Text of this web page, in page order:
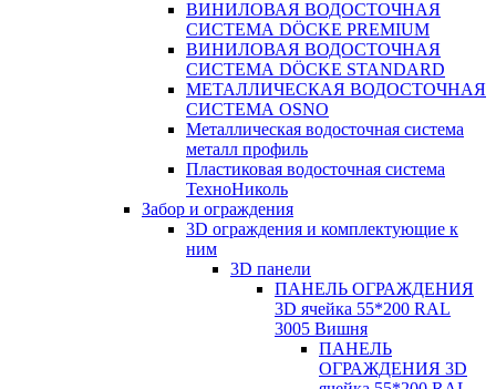
ВИНИЛОВАЯ ВОДОСТОЧНАЯ
СИСТЕМА DÖCKE PREMIUM
ВИНИЛОВАЯ ВОДОСТОЧНАЯ
СИСТЕМА DÖCKE STANDARD
МЕТАЛЛИЧЕСКАЯ ВОДОСТОЧНАЯ
СИСТЕМА OSNO
Металлическая водосточная система
металл профиль
Пластиковая водосточная система
ТехноНиколь
Забор и ограждения
3D ограждения и комплектующие к
ним
3D панели
ПАНЕЛЬ ОГРАЖДЕНИЯ
3D ячейка 55*200 RAL
3005 Вишня
ПАНЕЛЬ
ОГРАЖДЕНИЯ 3D